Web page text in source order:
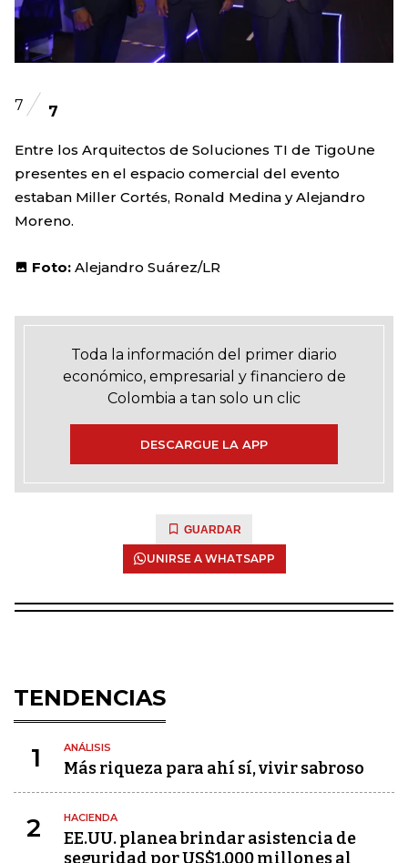
7 7
Entre los Arquitectos de Soluciones TI de TigoUne
presentes en el espacio comercial del evento
estaban Miller Cortés, Ronald Medina y Alejandro
Moreno.
Foto: Alejandro Suárez/LR
Toda la información del primer diario
económico, empresarial y financiero de
Colombia a tan solo un clic
DESCARGUE LA APP
GUARDAR
UNIRSE A WHATSAPP
TENDENCIAS
1 ANÁLISIS
Más riqueza para ahí sí, vivir sabroso
2 HACIENDA
EE.UU. planea brindar asistencia de
seguridad por US$1.000 millones al